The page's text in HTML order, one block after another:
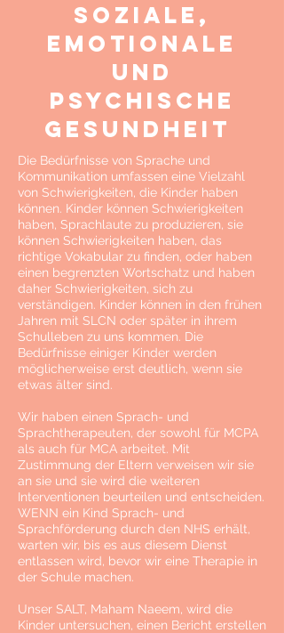
SOZIALE,
emotionale
und
psychische
Gesundheit
Die Bedürfnisse von Sprache und
Kommunikation umfassen eine Vielzahl
von Schwierigkeiten, die Kinder haben
können. Kinder können Schwierigkeiten
haben, Sprachlaute zu produzieren, sie
können Schwierigkeiten haben, das
richtige Vokabular zu finden, oder haben
einen begrenzten Wortschatz und haben
daher Schwierigkeiten, sich zu
verständigen. Kinder können in den frühen
Jahren mit SLCN oder später in ihrem
Schulleben zu uns kommen. Die
Bedürfnisse einiger Kinder werden
möglicherweise erst deutlich, wenn sie
etwas älter sind.
Wir haben einen Sprach- und
Sprachtherapeuten, der sowohl für MCPA
als auch für MCA arbeitet. Mit
Zustimmung der Eltern verweisen wir sie
an sie und sie wird die weiteren
Interventionen beurteilen und entscheiden.
WENN ein Kind Sprach- und
Sprachförderung durch den NHS erhält,
warten wir, bis es aus diesem Dienst
entlassen wird, bevor wir eine Therapie in
der Schule machen.
Unser SALT, Maham Naeem, wird die
Kinder untersuchen, einen Bericht erstellen